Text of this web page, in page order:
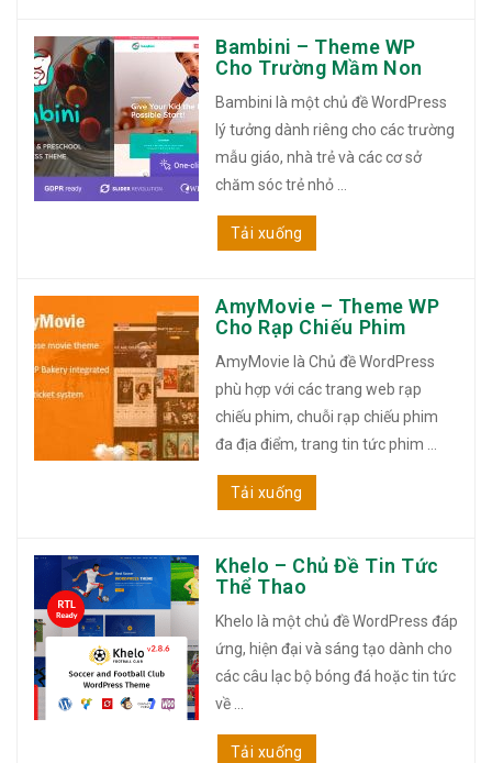
Bambini – Theme WP
Cho Trường Mầm Non
Bambini là một chủ đề WordPress
lý tưởng dành riêng cho các trường
mẫu giáo, nhà trẻ và các cơ sở
chăm sóc trẻ nhỏ ...
Tải xuống
AmyMovie – Theme WP
Cho Rạp Chiếu Phim
AmyMovie là Chủ đề WordPress
phù hợp với các trang web rạp
chiếu phim, chuỗi rạp chiếu phim
đa địa điểm, trang tin tức phim ...
Tải xuống
Khelo – Chủ Đề Tin Tức
Thể Thao
Khelo là một chủ đề WordPress đáp
ứng, hiện đại và sáng tạo dành cho
các câu lạc bộ bóng đá hoặc tin tức
về ...
Tải xuống